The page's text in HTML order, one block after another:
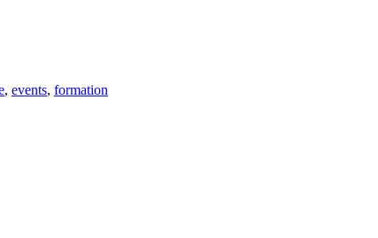
, events, formation